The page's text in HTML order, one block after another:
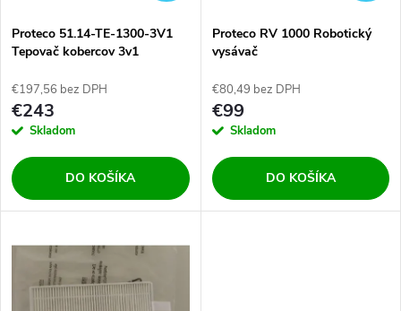
e
p
r
o
d
s
p
r
o
d
u
Proteco 51.14-TE-1300-3V1
Tepovač kobercov 3v1
€197,56 bez DPH
€243
Skladom
DO KOŠÍKA
Proteco RV 1000 Robotický
vysávač
€80,49 bez DPH
€99
Skladom
DO KOŠÍKA